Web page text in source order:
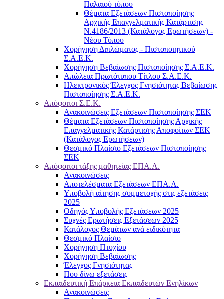
Παλαιού τύπου
Θέματα Εξετάσεων Πιστοποίησης
Αρχικής Επαγγελματικής Κατάρτισης
Ν.4186/2013 (Κατάλογος Ερωτήσεων) -
Νέου Τύπου
Χορήγηση Διπλώματος - Πιστοποιητικού
Σ.Α.Ε.Κ.
Χορήγηση Βεβαίωσης Πιστοποίησης Σ.Α.Ε.Κ.
Απώλεια Πρωτότυπου Τίτλου Σ.Α.Ε.Κ.
Ηλεκτρονικός Έλεγχος Γνησιότητας Βεβαίωσης
Πιστοποίησης Σ.Α.Ε.Κ.
Απόφοιτοι Σ.Ε.Κ.
Ανακοινώσεις Εξετάσεων Πιστοποίησης ΣΕΚ
Θέματα Εξετάσεων Πιστοποίησης Αρχικής
Επαγγελματικής Κατάρτισης Αποφοίτων ΣΕΚ
(Κατάλογος Ερωτήσεων)
Θεσμικό Πλαίσιο Εξετάσεων Πιστοποίησης
ΣΕΚ
Απόφοιτοι τάξης μαθητείας ΕΠΑ.Λ.
Ανακοινώσεις
Αποτελέσματα Εξετάσεων ΕΠΑ.Λ.
Υποβολή αίτησης συμμετοχής στις εξετάσεις
2025
Οδηγός Υποβολής Εξετάσεων 2025
Συχνές Ερωτήσεις Εξετάσεων 2025
Κατάλογος Θεμάτων ανά ειδικότητα
Θεσμικό Πλαίσιο
Χορήγηση Πτυχίου
Χορήγηση Βεβαίωσης
Έλεγχος Γνησιότητας
Που δίνω εξετάσεις
Εκπαιδευτική Επάρκεια Εκπαιδευτών Ενηλίκων
Ανακοινώσεις